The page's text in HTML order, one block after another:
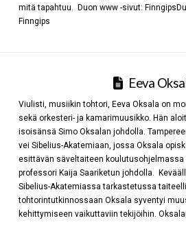
mitä tapahtuu. Duon www -sivut:
Finngips
Eeva
Viulisti, musiikin tohtori, Eeva Oksala on
sekä orkesteri- ja kamarimuusikko. Hän
isoisänsä Simo Oksalan johdolla.
vei Sibelius-Akatemiaan, jossa Oksala
esittävän säveltaiteen koulutusohjelmassa
professori Kaija Saariketun johdolla.
Sibelius-Akatemiassa tarkastetussa
tohtorintutkinnossaan Oksala syventyi
kehittymiseen vaikuttaviin tekijöihin.